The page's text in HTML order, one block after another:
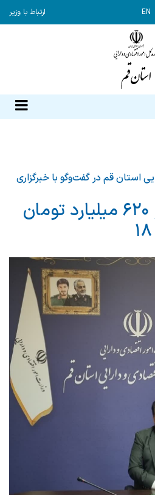
EN ارتباط با وزیر
استان قم در گفت‌وگو با خبرگزاری
پرداخت بیش از ۶۲۰ میلیارد تومان